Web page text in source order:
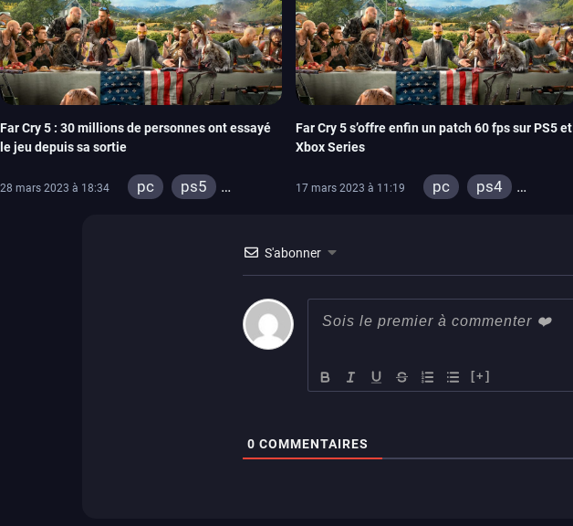
Far Cry 5 : 30 millions de personnes ont essayé
le jeu depuis sa sortie
28 mars 2023 à 18:34 pc
ps5
Far Cry 5 s’offre enfin un patch 60 fps sur PS5 et
Xbox Series
17 mars 2023 à 11:19 pc
ps4
S'abonner
[+]
0 COMMENTAIRES